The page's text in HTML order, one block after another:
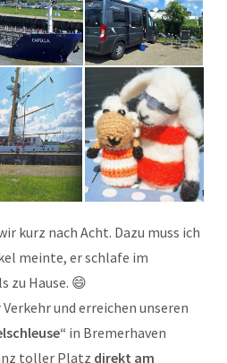
kurz nach Acht. Dazu muss ich
meinte, er schlafe im
zu Hause. 😄
und erreichen unseren
in Bremerhaven
toller Platz direkt am